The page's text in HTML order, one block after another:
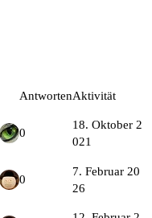
AntwortenAktivität
0
18. Oktober 2
021
0
7. Februar 20
26